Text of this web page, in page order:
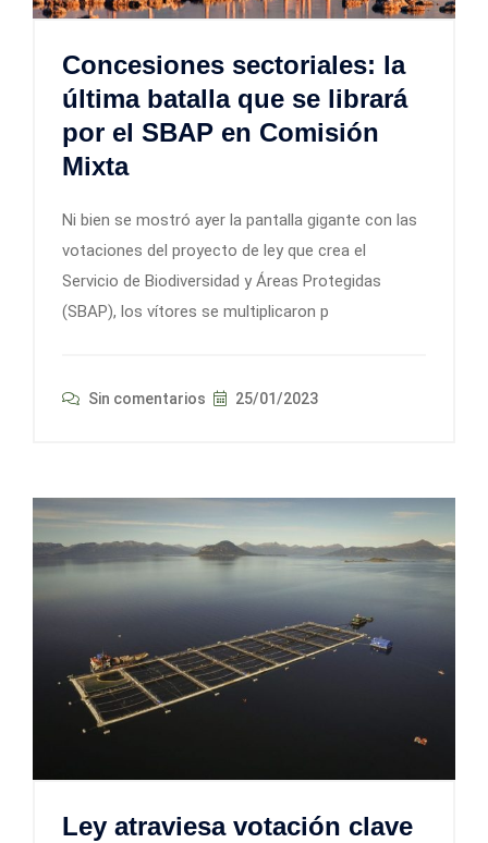
Concesiones sectoriales: la
última batalla que se librará
por el SBAP en Comisión
Mixta
Ni bien se mostró ayer la pantalla gigante con las
votaciones del proyecto de ley que crea el
Servicio de Biodiversidad y Áreas Protegidas
(SBAP), los vítores se multiplicaron p
Sin comentarios 25/01/2023
Ley atraviesa votación clave